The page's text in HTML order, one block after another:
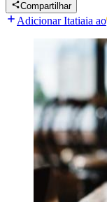
Compartilhar
Adicionar Itatiaia ao